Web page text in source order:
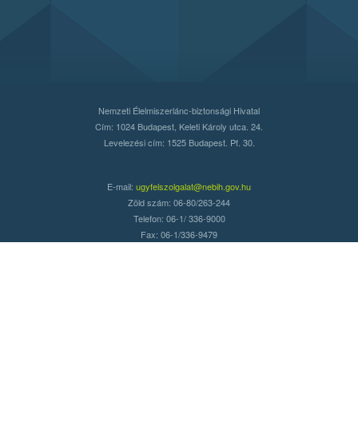
Nemzeti Élelmiszerlánc-biztonsági Hivatal
Cím: 1024 Budapest, Keleti Károly utca. 24.
Levelezési cím: 1525 Budapest. Pf. 30.
E-mail: ugyfelszolgalat@nebih.gov.hu
Zöld szám: 06-80/263-244
Telefon: 06-1/ 336-9000
Fax: 06-1/336-9479